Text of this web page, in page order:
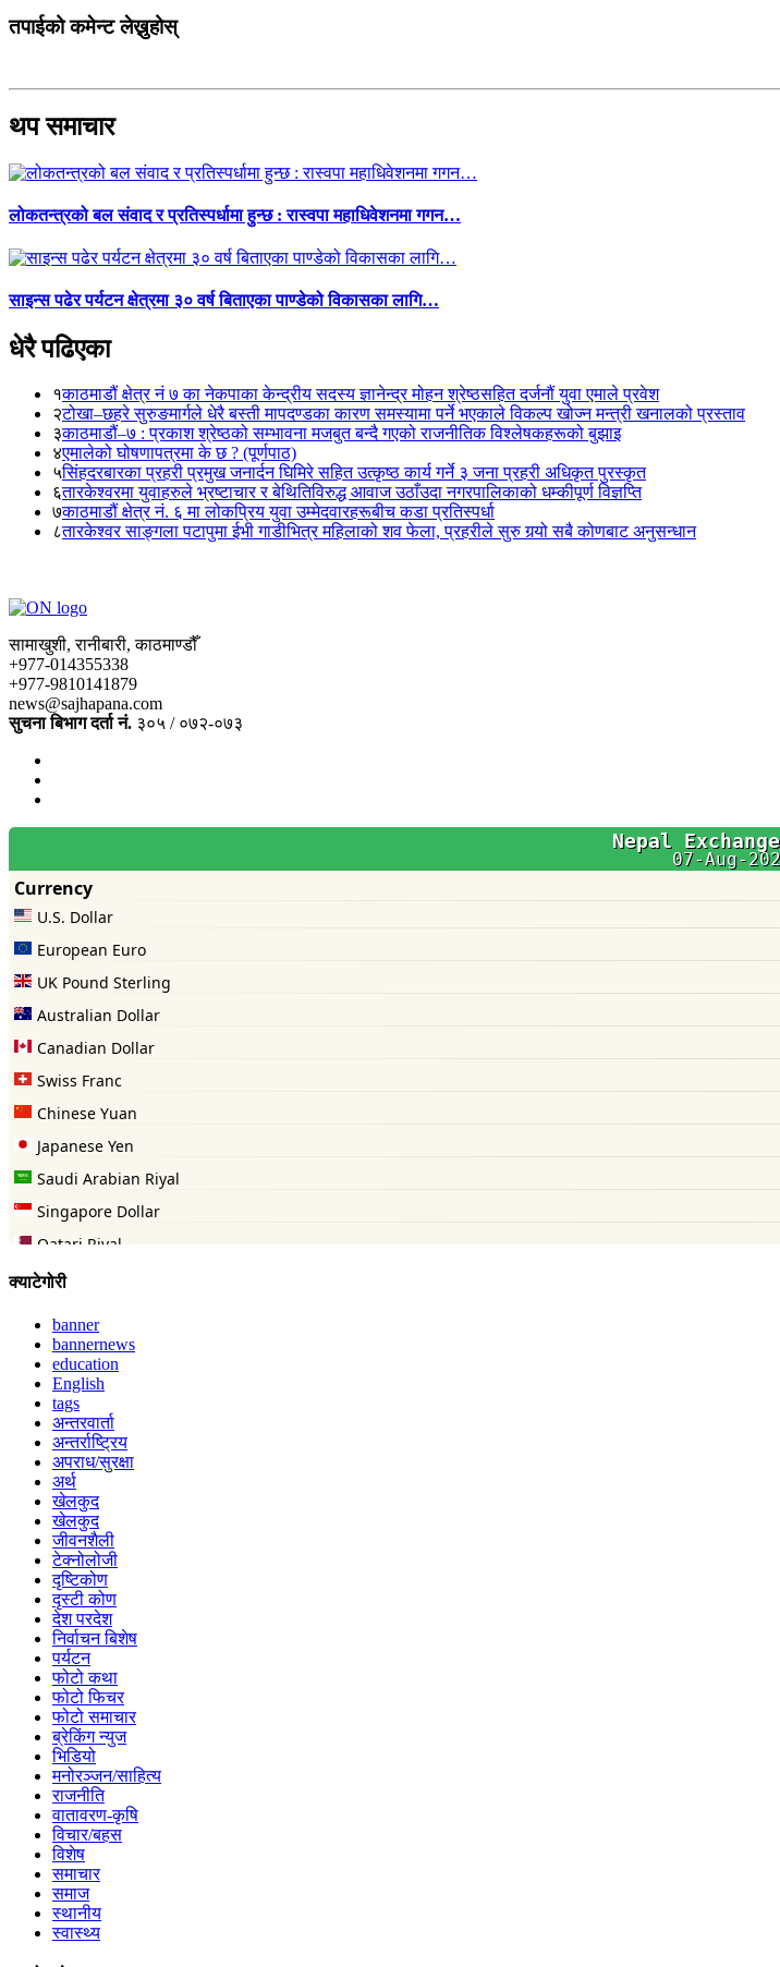
तपाईको कमेन्ट लेख्नुहोस्
थप समाचार
लोकतन्त्रको बल संवाद र प्रतिस्पर्धामा हुन्छ : रास्वपा महाधिवेशनमा गगन…
साइन्स पढेर पर्यटन क्षेत्रमा ३० वर्ष बिताएका पाण्डेको विकासका लागि…
धेरै पढिएका
१काठमाडौं क्षेत्र नं ७ का नेकपाका केन्द्रीय सदस्य ज्ञानेन्द्र मोहन श्रेष्ठसहित दर्जनौं युवा एमाले प्रवेश
२टोखा–छहरे सुरुङमार्गले धेरै बस्ती मापदण्डका कारण समस्यामा पर्ने भएकाले विकल्प खोज्न मन्त्री खनालको प्रस्ताव
३काठमाडौं–७ : प्रकाश श्रेष्ठको सम्भावना मजबुत बन्दै गएको राजनीतिक विश्लेषकहरूको बुझाइ
४एमालेको घोषणापत्रमा के छ ? (पूर्णपाठ)
५सिंहदरबारका प्रहरी प्रमुख जनार्दन घिमिरे सहित उत्कृष्ठ कार्य गर्ने ३ जना प्रहरी अधिकृत पुरस्कृत
६तारकेश्वरमा युवाहरुले भ्रष्टाचार र बेथितिविरुद्ध आवाज उठाँउदा नगरपालिकाको धम्कीपूर्ण विज्ञप्ति
७काठमाडौं क्षेत्र नं. ६ मा लोकप्रिय युवा उम्मेदवारहरूबीच कडा प्रतिस्पर्धा
८तारकेश्वर साङ्गला पटापुमा ईभी गाडीभित्र महिलाको शव फेला, प्रहरीले सुरु गर्‍यो सबै कोणबाट अनुसन्धान
सामाखुशी, रानीबारी, काठमाण्डौँ
+977-014355338
+977-9810141879
news@sajhapana.com
सुचना बिभाग दर्ता नं. ३०५ / ०७२-०७३
क्याटेगोरी
banner
bannernews
education
English
tags
अन्तरवार्ता
अन्तर्राष्ट्रिय
अपराध/सुरक्षा
अर्थ
खेलकुद
खेलकुद
जीवनशैली
टेक्नोलोजी
दृष्टिकोण
दृस्टी कोण
देश परदेश
निर्वाचन बिशेष
पर्यटन
फोटो कथा
फोटो फिचर
फोटो समाचार
ब्रेकिंग न्युज
भिडियो
मनोरञ्जन/साहित्य
राजनीति
वातावरण-कृषि
विचार/बहस
विशेष
समाचार
समाज
स्थानीय
स्वास्थ्य